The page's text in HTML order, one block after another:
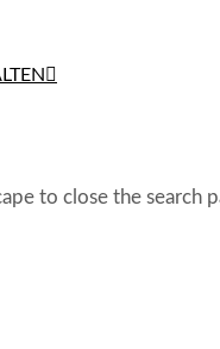
to close the search